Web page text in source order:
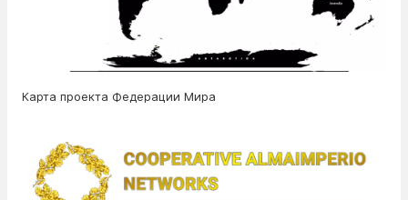
Карта проекта Федерации Мира